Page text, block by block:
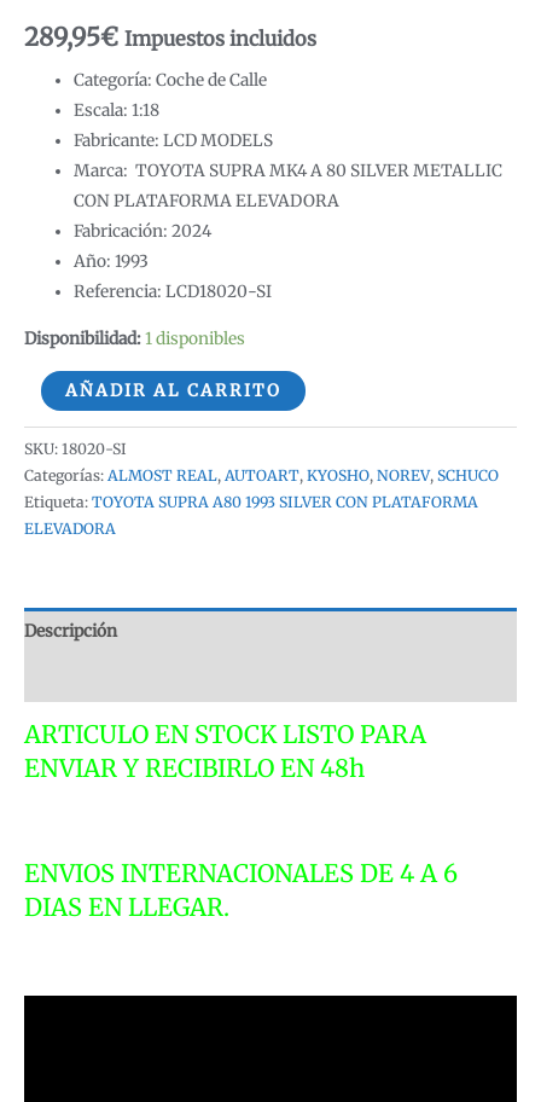
289,95€ Impuestos incluidos
Categoría: Coche de Calle
Escala: 1:18
Fabricante: LCD MODELS
Marca: TOYOTA SUPRA MK4 A 80 SILVER METALLIC
CON PLATAFORMA ELEVADORA
Fabricación: 2024
Año: 1993
Referencia: LCD18020-SI
Disponibilidad:1 disponibles
LCD
TOYOTA
SUPRA
A80
MK4
1993
LCD18020-
ELEVADORA
LCD
cantidad
AÑADIR AL CARRITO
SKU: 18020-SI
Categorías: ALMOST REAL, AUTOART, KYOSHO, NOREV, SCHUCO
Etiqueta: TOYOTA SUPRA A80 1993 SILVER CON PLATAFORMA
ELEVADORA
Descripción
ARTICULO EN STOCK LISTO PARA
ENVIAR Y RECIBIRLO EN 48h
ENVIOS INTERNACIONALES DE 4 A 6
DIAS EN LLEGAR.